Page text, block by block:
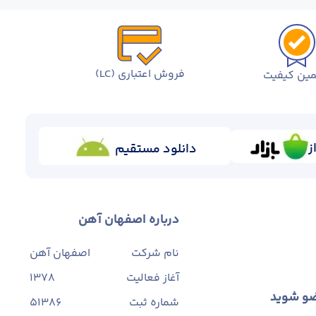
کیفیت فروش اعتباری (LC)
دانلود مستقیم
شوید
درباره اصفهان آهن
نام شرکت
اصفهان آهن
آغاز فعالیت
1378
شماره ثبت
۵۱۳۸۶